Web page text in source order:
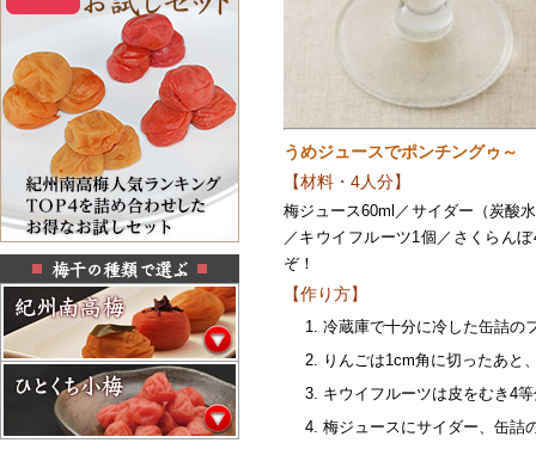
うめジュースでポンチングゥ～
【材料・4人分】
梅ジュース60ml／サイダー（炭酸
／キウイフルーツ1個／さくらん
ぞ！
【作り方】
冷蔵庫で十分に冷した缶詰の
りんごは1cm角に切ったあと
キウイフルーツは皮をむき4
梅ジュースにサイダー、缶詰